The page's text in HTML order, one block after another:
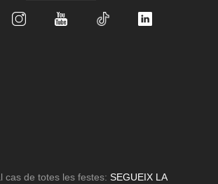
cas de totes les festes: SEGUEIX LA